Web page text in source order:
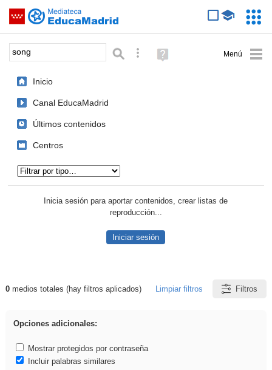
Saltar navegación
Palabra o frase: Búsqueda avanzada
Ayuda
(en
Inicio
Canal EducaMadrid
Últimos contenidos
Centros
Inicia sesión para aportar contenidos, crear listas de
reproducción...
Iniciar sesión
Resultados de: song
0medios totales (hay filtros aplicados) Limpiar filtros Filtros
Opciones adicionales:
Mostrar protegidos por contraseña
Incluir palabras similares